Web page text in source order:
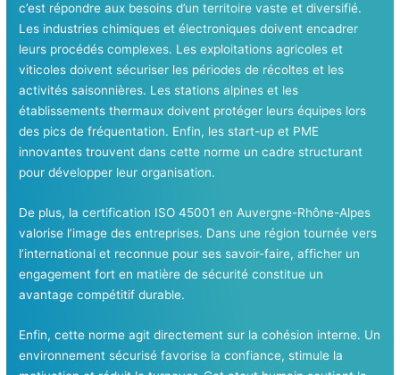
c’est répondre aux besoins d’un territoire vaste et diversifié.
Les industries chimiques et électroniques doivent encadrer
leurs procédés complexes. Les exploitations agricoles et
viticoles doivent sécuriser les périodes de récoltes et les
activités saisonnières. Les stations alpines et les
établissements thermaux doivent protéger leurs équipes lors
des pics de fréquentation. Enfin, les start-up et PME
innovantes trouvent dans cette norme un cadre structurant
pour développer leur organisation.
De plus, la certification ISO 45001 en Auvergne-Rhône-Alpes
valorise l’image des entreprises. Dans une région tournée vers
l’international et reconnue pour ses savoir-faire, afficher un
engagement fort en matière de sécurité constitue un
avantage compétitif durable.
Enfin, cette norme agit directement sur la cohésion interne. Un
environnement sécurisé favorise la confiance, stimule la